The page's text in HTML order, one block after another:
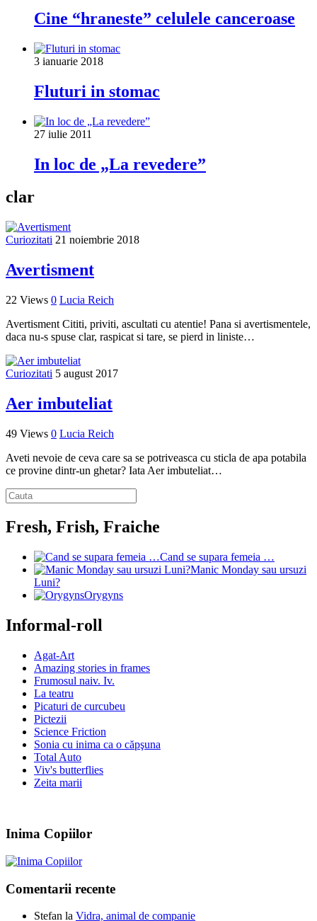
Cine “hraneste” celulele canceroase
3 ianuarie 2018
Fluturi in stomac
27 iulie 2011
In loc de „La revedere”
clar
Curiozitati 21 noiembrie 2018
Avertisment
22 Views 0 Lucia Reich
Avertisment Cititi, priviti, ascultati cu atentie! Pana si avertismentele,
daca nu-s spuse clar, raspicat si tare, se pierd in liniste…
Curiozitati 5 august 2017
Aer imbuteliat
49 Views 0 Lucia Reich
Aveti nevoie de ceva care sa se potriveasca cu sticla de apa potabila
ce provine dintr-un ghetar? Iata Aer imbuteliat…
Fresh, Frish, Fraiche
Cand se supara femeia …
Manic Monday sau ursuzi
Luni?
Orygyns
Informal-roll
Agat-Art
Amazing stories in frames
Frumosul naiv. Iv.
La teatru
Picaturi de curcubeu
Pictezii
Science Friction
Sonia cu inima ca o căpşuna
Total Auto
Viv's butterflies
Zeita marii
Inima Copiilor
Comentarii recente
Stefan la Vidra, animal de companie